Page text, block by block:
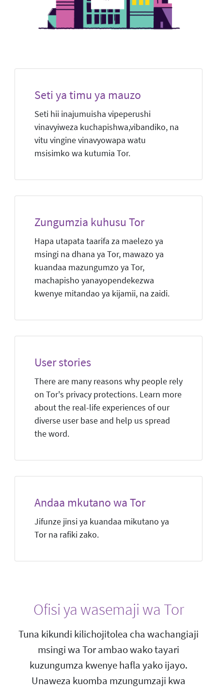
Seti ya timu ya mauzo
Seti hii inajumuisha vipeperushi
vinavyiweza kuchapishwa,vibandiko, na
vitu vingine vinavyowapa watu
msisimko wa kutumia Tor.
Zungumzia kuhusu Tor
Hapa utapata taarifa za maelezo ya
msingi na dhana ya Tor, mawazo ya
kuandaa mazungumzo ya Tor,
machapisho yanayopendekezwa
kwenye mitandao ya kijamii, na zaidi.
User stories
There are many reasons why people rely
on Tor's privacy protections. Learn more
about the real-life experiences of our
diverse user base and help us spread
the word.
Andaa mkutano wa Tor
Jifunze jinsi ya kuandaa mikutano ya
Tor na rafiki zako.
Ofisi ya wasemaji wa Tor
Tuna kikundi kilichojitolea cha wachangiaji
msingi wa Tor ambao wako tayari
kuzungumza kwenye hafla yako ijayo.
Unaweza kuomba mzungumzaji kwa